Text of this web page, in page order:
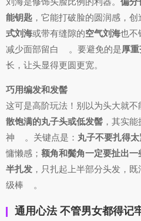
能钥匙 ，它能打破脸的圆润感，
式刘海或带有缝隙的空气刘海也不
减少面部留白
。要避免的是厚
长，让头显得更圆更宽。
巧用编发和发髻
这可是高阶玩法！别以为头大就不
散饱满的丸子头或低发髻 ，其实
神
。关键点是： 丸子不要扎得
慵懒感； 额角和鬓角一定要扯出一
半扎发 ，只扎起上半部分头发，
级棒
。
通用心法 不管男女都得记